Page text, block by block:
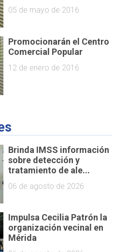
05 de mayo de 2016
Promocionarán el Centro
Comercial Popular
12 de enero de 2016
Brinda IMSS información
sobre detección y
tratamiento de ale...
06 de agosto de 2026
Impulsa Cecilia Patrón la
organización vecinal en
Mérida